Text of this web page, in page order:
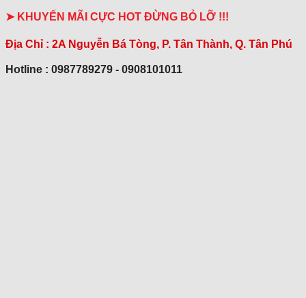
➤ KHUYẾN MÃI CỰC HOT ĐỪNG BỎ LỠ !!!
Địa Chỉ : 2A Nguyễn Bá Tòng, P. Tân Thành, Q. Tân Phú
Hotline : 0987789279 - 0908101011